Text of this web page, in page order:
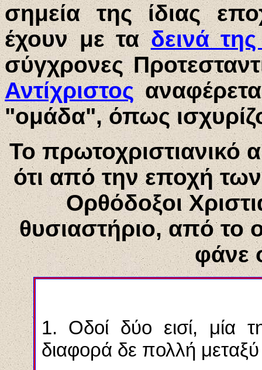
σημεία της ίδιας
έχουν με ταδεινά
σύγχρονες
Αντίχριστος
"ομάδα", όπως
Το πρωτοχριστιανικό
ότι από την εποχή
Ορθόδοξοι
θυσιαστήριο, από το
φάνε
1. Οδοί δύο εισί, μία
διαφορά δε πολλή